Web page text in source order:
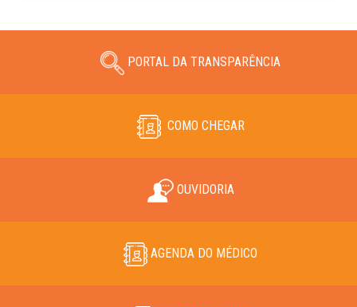
PORTAL DA TRANSPARÊNCIA
COMO CHEGAR
OUVIDORIA
AGENDA DO MÉDICO